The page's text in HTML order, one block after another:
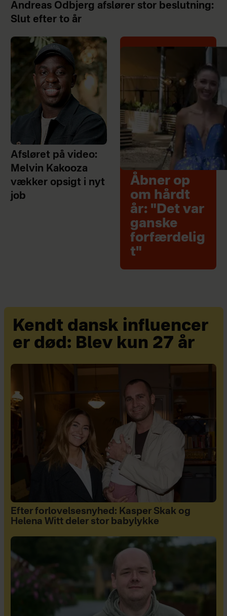
Andreas Odbjerg afslører stor beslutning:
Slut efter to år
Afsløret på video:
Melvin Kakooza
vækker opsigt i nyt
job
Åbner op
om hårdt
år: "Det var
ganske
forfærdelig
t"
Kendt dansk influencer
er død: Blev kun 27 år
Efter forlovelsesnyhed: Kasper Skak og
Helena Witt deler stor babylykke